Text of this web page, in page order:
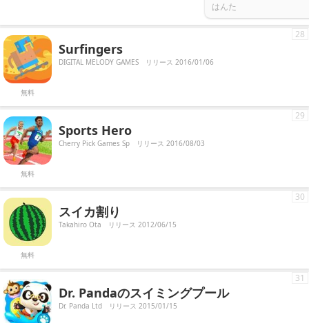
はんた
無料
Surfingers
DIGITAL MELODY GAMES リリース 2016/01/06
28
無料
Sports Hero
Cherry Pick Games Sp リリース 2016/08/03
29
無料
スイカ割り
Takahiro Ota リリース 2012/06/15
30
Dr. Pandaのスイミングプール
Dr. Panda Ltd リリース 2015/01/15
31